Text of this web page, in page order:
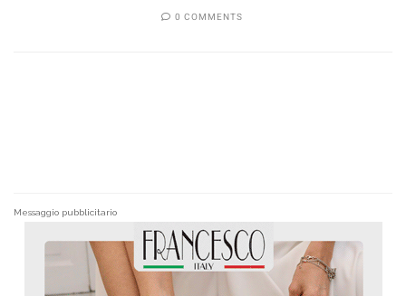
0 COMMENTS
Messaggio pubblicitario